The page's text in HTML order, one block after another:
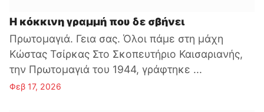
Η κόκκινη γραμμή που δε σβήνει
Πρωτομαγιά. Γεια σας. Όλοι πάμε στη μάχη
Κώστας Τσίρκας Στο Σκοπευτήριο Καισαριανής,
την Πρωτομαγιά του 1944, γράφτηκε ...
Φεβ 17, 2026